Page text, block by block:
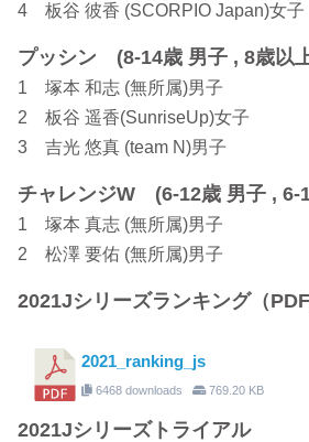
4 板谷 彼香 (SCORPIO Japan)女子
プッシン (8-14歳 男子 , 8歳以
1 塚本 和志 (無所属)男子
2 板谷 遥香(SunriseUp)女子
3 吉光 悠真 (team N)男子
チャレンジW (6-12歳 男子 , 6-
1 塚本 真志 (無所属)男子
2 松澤 要佑 (無所属)男子
2021Jシリーズランキング（PDF
2021_ranking_js
6468 downloads 769.20 KB
2021Jシリーズトライアル